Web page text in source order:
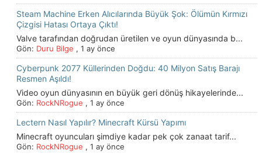
Steam Machine Erken Alıcılarında Büyük Şok: Ölümün Kırmızı
Çizgisi Hatası Ortaya Çıktı!
Valve tarafından doğrudan üretilen ve oyun dünyasında b...
Gön: Duru Bilge , 1 ay önce
Cyberpunk 2077 Küllerinden Doğdu: 40 Milyon Satış Barajı
Resmen Aşıldı!
Video oyun dünyasının en büyük geri dönüş hikayelerinde...
Gön: RockNRogue , 1 ay önce
Lectern Nasıl Yapılır? Minecraft Kürsü Yapımı
Minecraft oyuncuları şimdiye kadar pek çok zanaat tarif...
Gön: RockNRogue , 1 ay önce